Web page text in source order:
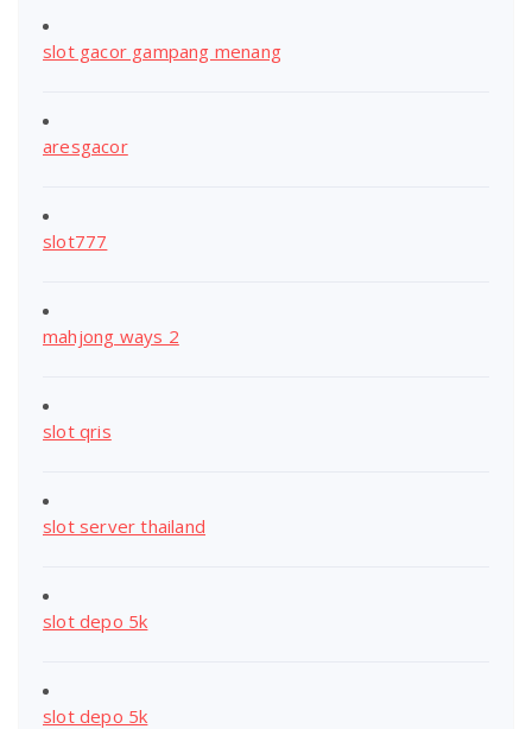
slot gacor gampang menang
aresgacor
slot777
mahjong ways 2
slot qris
slot server thailand
slot depo 5k
slot depo 5k